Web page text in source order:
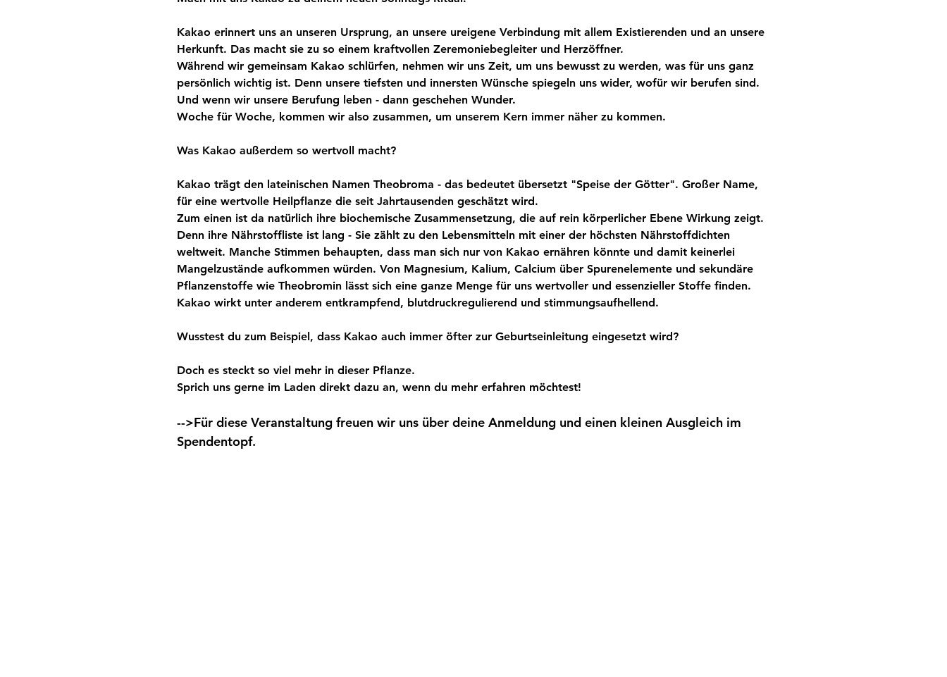
Kakao erinnert uns an unseren Ursprung, an unsere ureigene Verbindung mit allem Existierenden und an unsere
Herkunft. Das macht sie zu so einem kraftvollen Zeremoniebegleiter und Herzöffner.
Während wir gemeinsam Kakao schlürfen, nehmen wir uns Zeit, um uns bewusst zu werden, was für uns ganz
persönlich wichtig ist. Denn unsere tiefsten und innersten Wünsche spiegeln uns wider, wofür wir berufen sind.
Und wenn wir unsere Berufung leben - dann geschehen Wunder.
Woche für Woche, kommen wir also zusammen, um unserem Kern immer näher zu kommen.
Was Kakao außerdem so wertvoll macht?
Kakao trägt den lateinischen Namen Theobroma - das bedeutet übersetzt "Speise der Götter". Großer Name,
für eine wertvolle Heilpflanze die seit Jahrtausenden geschätzt wird.
Zum einen ist da natürlich ihre biochemische Zusammensetzung, die auf rein körperlicher Ebene Wirkung zeigt.
Denn ihre Nährstoffliste ist lang - Sie zählt zu den Lebensmitteln mit einer der höchsten Nährstoffdichten
weltweit. Manche Stimmen behaupten, dass man sich nur von Kakao ernähren könnte und damit keinerlei
Mangelzustände aufkommen würden. Von Magnesium, Kalium, Calcium über Spurenelemente und sekundäre
Pflanzenstoffe wie Theobromin lässt sich eine ganze Menge für uns wertvoller und essenzieller Stoffe finden.
Kakao wirkt unter anderem entkrampfend, blutdruckregulierend und stimmungsaufhellend.
Wusstest du zum Beispiel, dass Kakao auch immer öfter zur Geburtseinleitung eingesetzt wird?
Doch es steckt so viel mehr in dieser Pflanze.
Sprich uns gerne im Laden direkt dazu an, wenn du mehr erfahren möchtest!
-->Für diese Veranstaltung freuen wir uns über deine Anmeldung und einen kleinen Ausgleich im
Spendentopf.